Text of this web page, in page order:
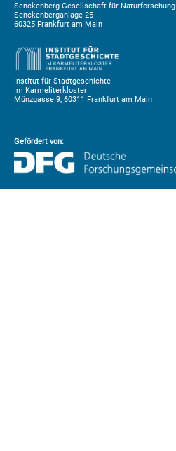
Senckenberg Gesellschaft für Naturforschung
Senckenberganlage 25
60325 Frankfurt am Main
Institut für Stadtgeschichte
Im Karmeliterkloster
Münzgasse 9, 60311 Frankfurt am Main
Gefördert von: